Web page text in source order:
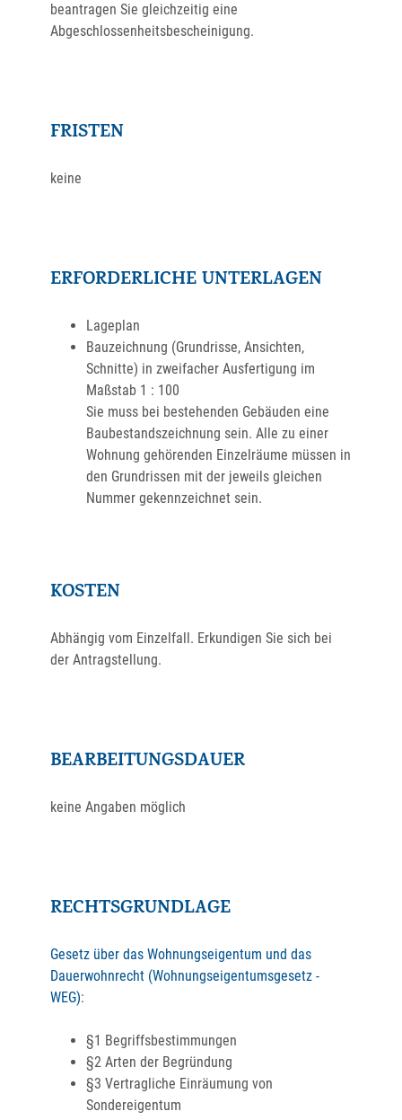
beantragen Sie gleichzeitig eine
Abgeschlossenheitsbescheinigung.
FRISTEN
keine
ERFORDERLICHE UNTERLAGEN
Lageplan
Bauzeichnung (Grundrisse, Ansichten,
Schnitte) in zweifacher Ausfertigung im
Maßstab 1 : 100
Sie muss bei bestehenden Gebäuden eine
Baubestandszeichnung sein. Alle zu einer
Wohnung gehörenden Einzelräume müssen in
den Grundrissen mit der jeweils gleichen
Nummer gekennzeichnet sein.
KOSTEN
Abhängig vom Einzelfall. Erkundigen Sie sich bei
der Antragstellung.
BEARBEITUNGSDAUER
keine Angaben möglich
RECHTSGRUNDLAGE
Gesetz über das Wohnungseigentum und das
Dauerwohnrecht (Wohnungseigentumsgesetz -
WEG):
§1 Begriffsbestimmungen
§2 Arten der Begründung
§3 Vertragliche Einräumung von
Sondereigentum